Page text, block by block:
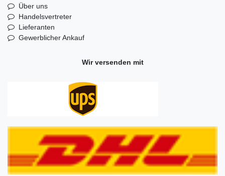
Über uns
Handelsvertreter
Lieferanten
Gewerblicher Ankauf
Wir versenden mit